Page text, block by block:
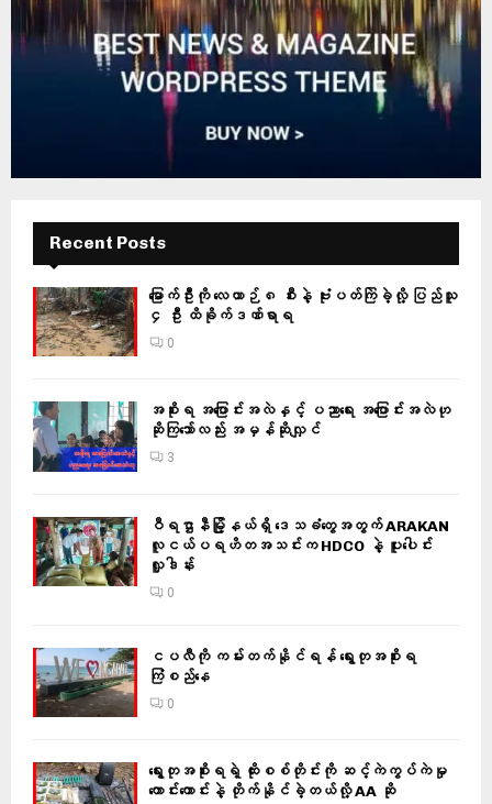
Recent Posts
မြောက်ဦးကို လေယာဉ် ၈ စီးနဲ့ ဗုံးပတ်ကြဲခဲ့လို့ ပြည်သူ
၄ ဦး ထိခိုက်ဒဏ်ရာရ
0
အစိုးရ အပြောင်းအလဲနှင့် ပညာရေး အပြောင်းအလဲဟု
ဆိုကြသော်လည်း အမှန်ဆိုလျှင်
3
ဝီရဌာနီမြို့နယ်ရှိ‌ ဒေသခံတွေအတွက် ARAKAN
လူငယ်ပရဟိတအသင်းက HDCO နဲ့ ပူးပေါင်း
လှူဒါန်း
0
ငပလီကို ကမ်းတက်နိုင်ရန် ရွေးတုအစိုးရ
ကြံစည်နေ
0
ရွေးတုအစိုးရရဲ့ ထိုးစစ်တိုင်းကို ဆင့်ကဲကွပ်ကဲမှု
ကောင်းကောင်းနဲ့ တိုက်နိုင်ခဲ့တယ်လို့ AA ဆို